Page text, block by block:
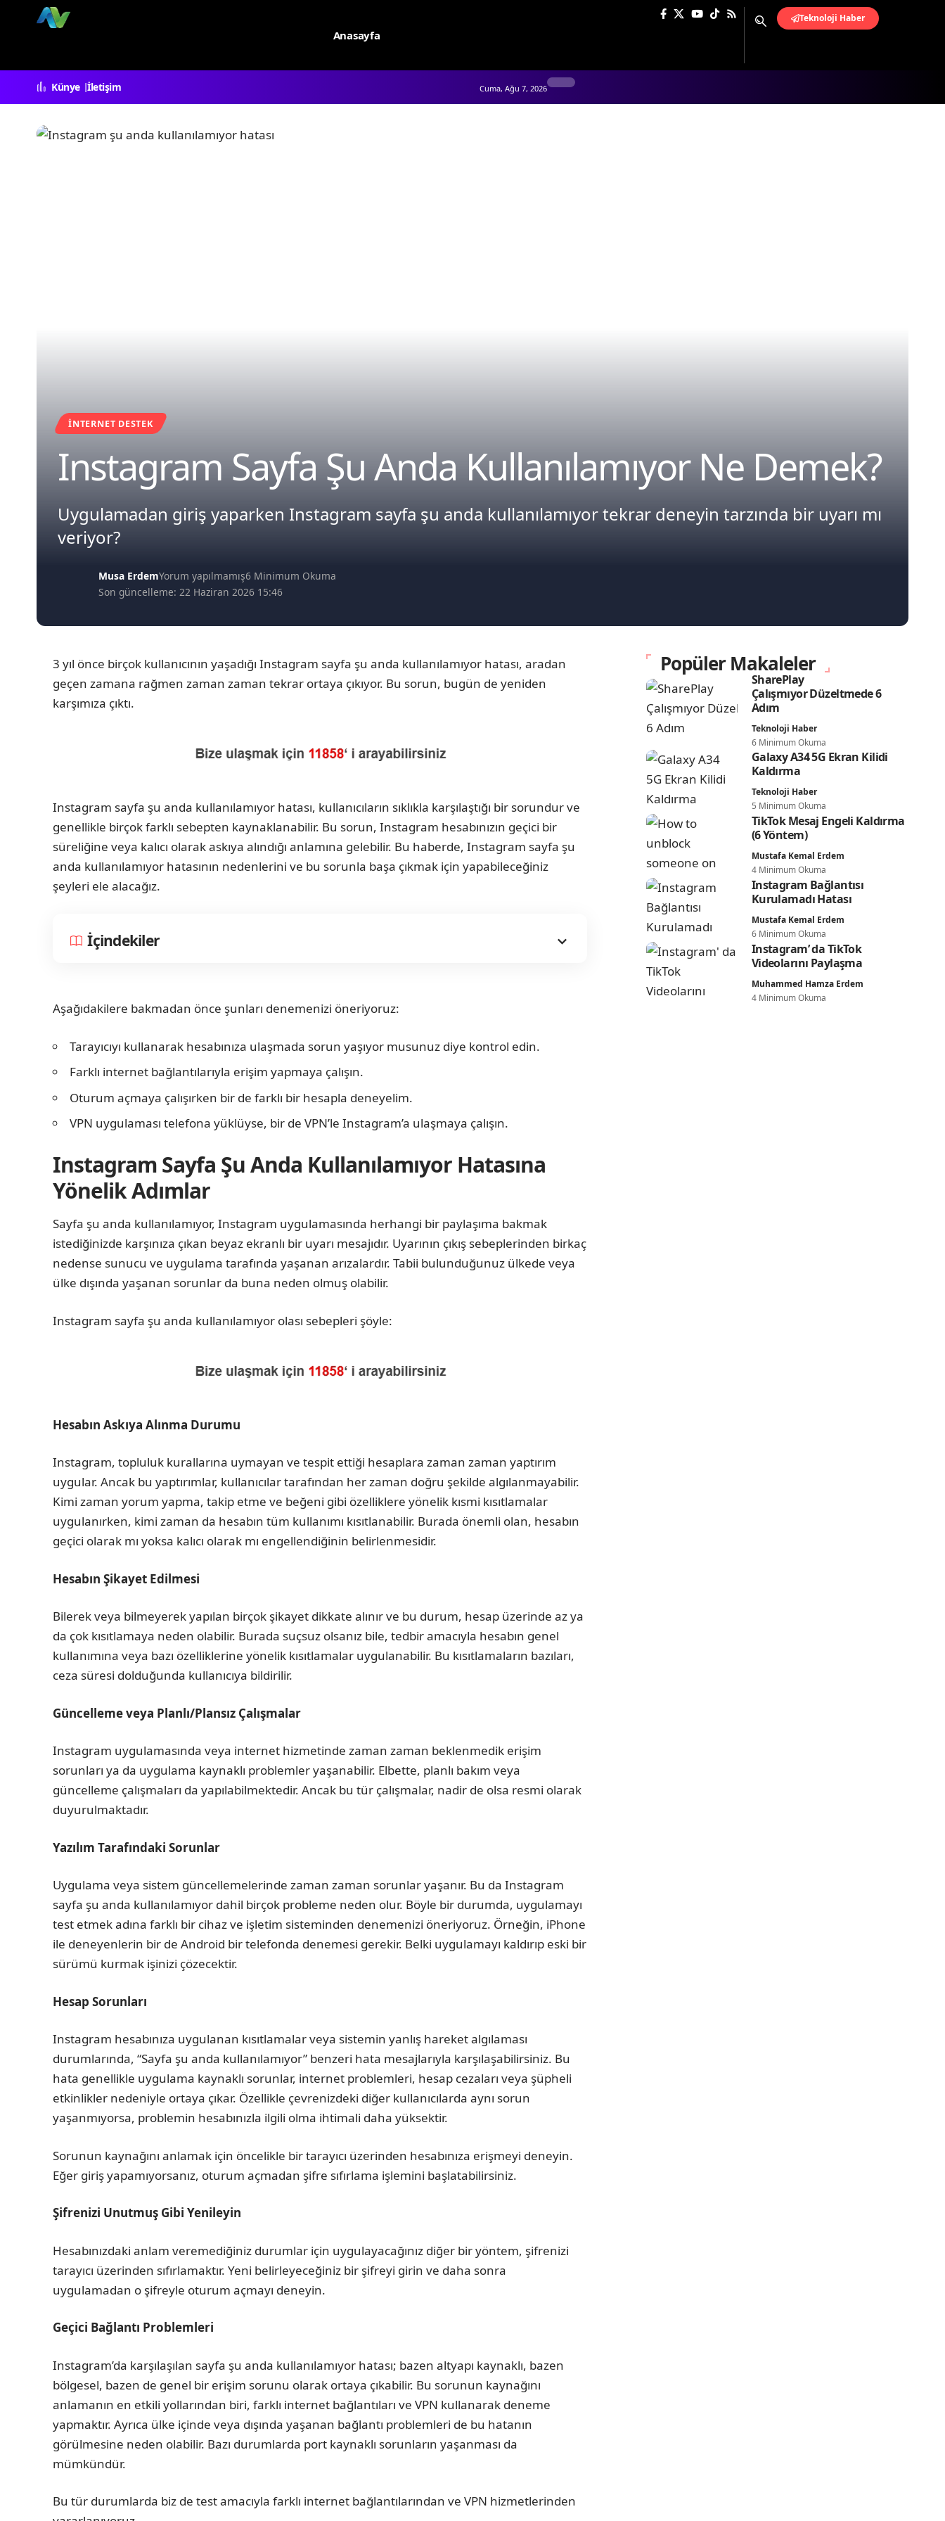
Anasayfa
Teknoloji Haber
Künye İletişim Cuma, Ağu 7, 2026
İNTERNET DESTEK
Instagram Sayfa Şu Anda Kullanılamıyor Ne Demek?
Uygulamadan giriş yaparken Instagram sayfa şu anda kullanılamıyor tekrar deneyin tarzında bir uyarı mı
veriyor?
Son güncelleme: 22 Haziran 2026 15:46
Musa ErdemYorum yapılmamış6 Minimum Okuma
3 yıl önce birçok kullanıcının yaşadığı Instagram sayfa şu anda kullanılamıyor hatası, aradan
geçen zamana rağmen zaman zaman tekrar ortaya çıkıyor. Bu sorun, bugün de yeniden
karşımıza çıktı.
Instagram sayfa şu anda kullanılamıyor hatası, kullanıcıların sıklıkla karşılaştığı bir sorundur ve
genellikle birçok farklı sebepten kaynaklanabilir. Bu sorun, Instagram hesabınızın geçici bir
süreliğine veya kalıcı olarak askıya alındığı anlamına gelebilir. Bu haberde, Instagram sayfa şu
anda kullanılamıyor hatasının nedenlerini ve bu sorunla başa çıkmak için yapabileceğiniz
şeyleri ele alacağız.
İçindekiler
Aşağıdakilere bakmadan önce şunları denemenizi öneriyoruz:
Tarayıcıyı kullanarak hesabınıza ulaşmada sorun yaşıyor musunuz diye kontrol edin.
Farklı internet bağlantılarıyla erişim yapmaya çalışın.
Oturum açmaya çalışırken bir de farklı bir hesapla deneyelim.
VPN uygulaması telefona yüklüyse, bir de VPN’le Instagram’a ulaşmaya çalışın.
Instagram Sayfa Şu Anda Kullanılamıyor Hatasına
Yönelik Adımlar
Sayfa şu anda kullanılamıyor, Instagram uygulamasında herhangi bir paylaşıma bakmak
istediğinizde karşınıza çıkan beyaz ekranlı bir uyarı mesajıdır. Uyarının çıkış sebeplerinden birkaç
nedense sunucu ve uygulama tarafında yaşanan arızalardır. Tabii bulunduğunuz ülkede veya
ülke dışında yaşanan sorunlar da buna neden olmuş olabilir.
Instagram sayfa şu anda kullanılamıyor olası sebepleri şöyle:
Hesabın Askıya Alınma Durumu
Instagram, topluluk kurallarına uymayan ve tespit ettiği hesaplara zaman zaman yaptırım
uygular. Ancak bu yaptırımlar, kullanıcılar tarafından her zaman doğru şekilde algılanmayabilir.
Kimi zaman yorum yapma, takip etme ve beğeni gibi özelliklere yönelik kısmi kısıtlamalar
uygulanırken, kimi zaman da hesabın tüm kullanımı kısıtlanabilir. Burada önemli olan, hesabın
geçici olarak mı yoksa kalıcı olarak mı engellendiğinin belirlenmesidir.
Hesabın Şikayet Edilmesi
Bilerek veya bilmeyerek yapılan birçok şikayet dikkate alınır ve bu durum, hesap üzerinde az ya
da çok kısıtlamaya neden olabilir. Burada suçsuz olsanız bile, tedbir amacıyla hesabın genel
kullanımına veya bazı özelliklerine yönelik kısıtlamalar uygulanabilir. Bu kısıtlamaların bazıları,
ceza süresi dolduğunda kullanıcıya bildirilir.
Güncelleme veya Planlı/Plansız Çalışmalar
Instagram uygulamasında veya internet hizmetinde zaman zaman beklenmedik erişim
sorunları ya da uygulama kaynaklı problemler yaşanabilir. Elbette, planlı bakım veya
güncelleme çalışmaları da yapılabilmektedir. Ancak bu tür çalışmalar, nadir de olsa resmi olarak
duyurulmaktadır.
Yazılım Tarafındaki Sorunlar
Uygulama veya sistem güncellemelerinde zaman zaman sorunlar yaşanır. Bu da Instagram
sayfa şu anda kullanılamıyor dahil birçok probleme neden olur. Böyle bir durumda, uygulamayı
test etmek adına farklı bir cihaz ve işletim sisteminden denemenizi öneriyoruz. Örneğin, iPhone
ile deneyenlerin bir de Android bir telefonda denemesi gerekir. Belki uygulamayı kaldırıp eski bir
sürümü kurmak işinizi çözecektir.
Hesap Sorunları
Instagram hesabınıza uygulanan kısıtlamalar veya sistemin yanlış hareket algılaması
durumlarında, “Sayfa şu anda kullanılamıyor” benzeri hata mesajlarıyla karşılaşabilirsiniz. Bu
hata genellikle uygulama kaynaklı sorunlar, internet problemleri, hesap cezaları veya şüpheli
etkinlikler nedeniyle ortaya çıkar. Özellikle çevrenizdeki diğer kullanıcılarda aynı sorun
yaşanmıyorsa, problemin hesabınızla ilgili olma ihtimali daha yüksektir.
Sorunun kaynağını anlamak için öncelikle bir tarayıcı üzerinden hesabınıza erişmeyi deneyin.
Eğer giriş yapamıyorsanız, oturum açmadan şifre sıfırlama işlemini başlatabilirsiniz.
Şifrenizi Unutmuş Gibi Yenileyin
Hesabınızdaki anlam veremediğiniz durumlar için uygulayacağınız diğer bir yöntem, şifrenizi
tarayıcı üzerinden sıfırlamaktır. Yeni belirleyeceğiniz bir şifreyi girin ve daha sonra
uygulamadan o şifreyle oturum açmayı deneyin.
Geçici Bağlantı Problemleri
Instagram’da karşılaşılan sayfa şu anda kullanılamıyor hatası; bazen altyapı kaynaklı, bazen
bölgesel, bazen de genel bir erişim sorunu olarak ortaya çıkabilir. Bu sorunun kaynağını
anlamanın en etkili yollarından biri, farklı internet bağlantıları ve VPN kullanarak deneme
yapmaktır. Ayrıca ülke içinde veya dışında yaşanan bağlantı problemleri de bu hatanın
görülmesine neden olabilir. Bazı durumlarda port kaynaklı sorunların yaşanması da
mümkündür.
Bu tür durumlarda biz de test amacıyla farklı internet bağlantılarından ve VPN hizmetlerinden
Popüler Makaleler
SharePlay
Çalışmıyor Düzeltmede 6
Adım
Teknoloji Haber
6 Minimum Okuma
Galaxy A34 5G Ekran Kilidi
Kaldırma
Teknoloji Haber
5 Minimum Okuma
TikTok Mesaj Engeli Kaldırma
(6 Yöntem)
Mustafa Kemal Erdem
4 Minimum Okuma
Instagram Bağlantısı
Kurulamadı Hatası
Mustafa Kemal Erdem
6 Minimum Okuma
Instagram’ da TikTok
Videolarını Paylaşma
Muhammed Hamza Erdem
4 Minimum Okuma